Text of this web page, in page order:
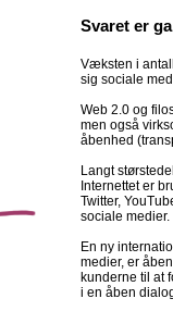
Svaret er
Væksten i
sig sociale
Web 2.0 og
men også
åbenhed
Langt
Internettet er
Twitter,
sociale medier.
En ny
medier, er
kunderne til at
i en åben